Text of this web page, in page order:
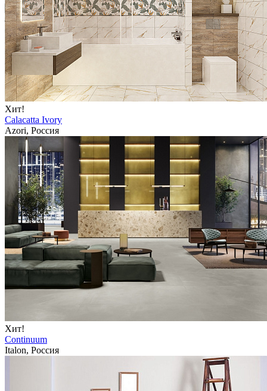
Хит!
Calacatta Ivory
Azori, Россия
Хит!
Continuum
Italon, Россия